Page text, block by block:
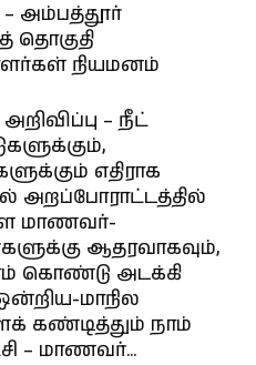
அம்பத்தூர்
தொகுதி
நியமனம்
– நீட்
எதிராக
அறப்போராட்டத்தில்
மாணவர்-
ஆதரவாகவும்,
கொண்டு அடக்கி
மாநில
கண்டித்தும் நாம்
– மாணவர்...